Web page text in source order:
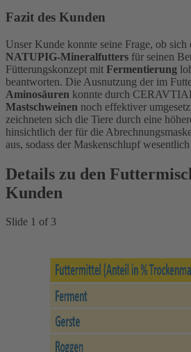
Fazit des Kunden
Unser Kunde konnte seine Frage, ob sich
NATUPIG-Mineralfutters für seinen
Fütterungskonzept mit Fermentierung
beantworten. Die Ausnutzung der im
Aminosäuren konnte durch
Mastschweinen noch effektiver
zeichneten sich die Tiere durch eine
hinsichtlich der für die
aus, sodass der Maskenschlupf
Details zu den
Kunden
Slide 1 of 3